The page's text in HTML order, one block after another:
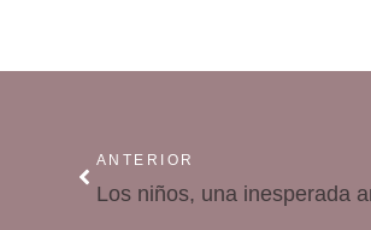
ANTERIOR
Los niños, una inesperada